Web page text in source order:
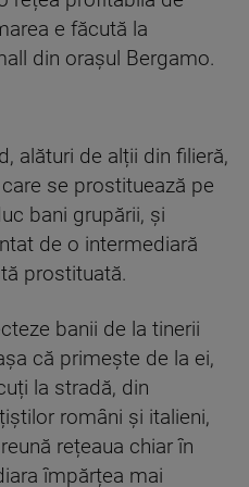
e făcută la
din orașul Bergamo.
alături de alții din filieră,
se prostituează pe
bani grupării, și
de o intermediară
prostituată.
banii de la tinerii
că primește de la ei,
la stradă, din
români și italieni,
rețeaua chiar în
împărțea mai